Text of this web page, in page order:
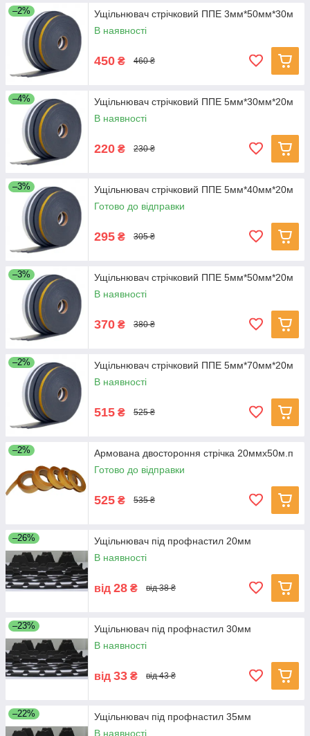
–2%
Ущільнювач стрічковий ППЕ 3мм*50мм*30м
В наявності
450 ₴ 460 ₴
–4%
Ущільнювач стрічковий ППЕ 5мм*30мм*20м
В наявності
220 ₴ 230 ₴
–3%
Ущільнювач стрічковий ППЕ 5мм*40мм*20м
Готово до відправки
295 ₴ 305 ₴
–3%
Ущільнювач стрічковий ППЕ 5мм*50мм*20м
В наявності
370 ₴ 380 ₴
–2%
Ущільнювач стрічковий ППЕ 5мм*70мм*20м
В наявності
515 ₴ 525 ₴
–2%
Армована двостороння стрічка 20ммх50м.п
Готово до відправки
525 ₴ 535 ₴
–26%
Ущільнювач під профнастил 20мм
В наявності
від 28 ₴ від 38 ₴
–23%
Ущільнювач під профнастил 30мм
В наявності
від 33 ₴ від 43 ₴
–22%
Ущільнювач під профнастил 35мм
В наявності